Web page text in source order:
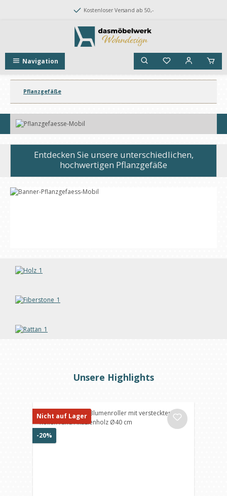
Zum Hauptinhalt springenKostenloser Versand ab 50,-
Navigation
Pflanzgefäße
Bildergalerie überspringen
Entdecken Sie unsere unterschiedlichen,
hochwertigen Pflanzgefäße
Unsere Highlights
Nicht auf Lager
-20%